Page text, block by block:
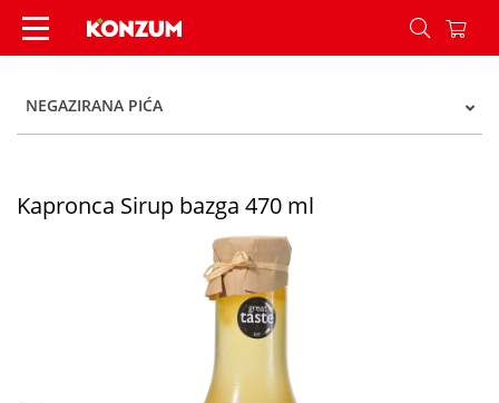
Kapronca Sirup bazga 470 ml - Konzum
NEGAZIRANA PIĆA
Kapronca Sirup bazga 470 ml